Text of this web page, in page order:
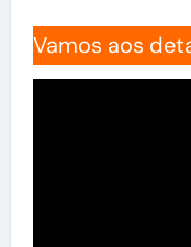
Vamos aos